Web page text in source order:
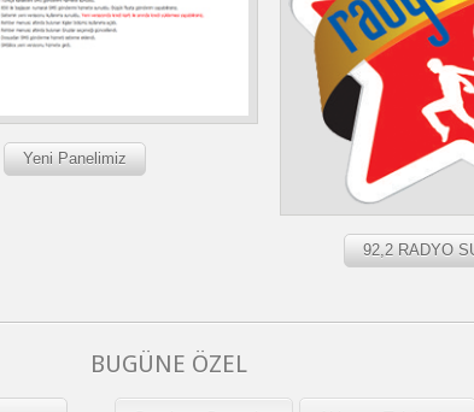
Yeni Panelimiz
92,2 RADYO
BUGÜNE ÖZEL